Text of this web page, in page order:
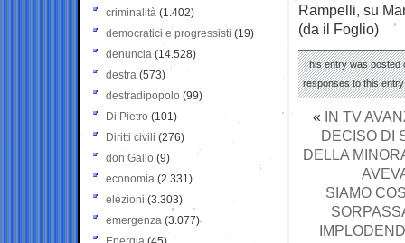
Rampelli, su
(da il Foglio)
This entry was posted
responses to this
« IN TV
DECISO DI
DELLA
SIAMO
criminalità (1.402)
democratici e progressisti (19)
denuncia (14.528)
destra (573)
destradipopolo (99)
Di Pietro (101)
Diritti civili (276)
don Gallo (9)
economia (2.331)
elezioni (3.303)
emergenza (3.077)